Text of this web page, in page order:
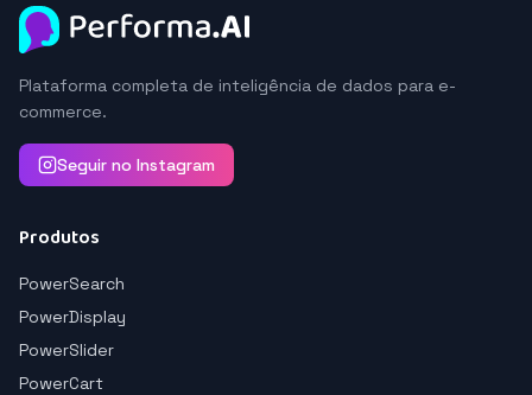
Plataforma completa de inteligência de dados para e-
commerce.
Seguir no Instagram
Produtos
PowerSearch
PowerDisplay
PowerSlider
PowerCart